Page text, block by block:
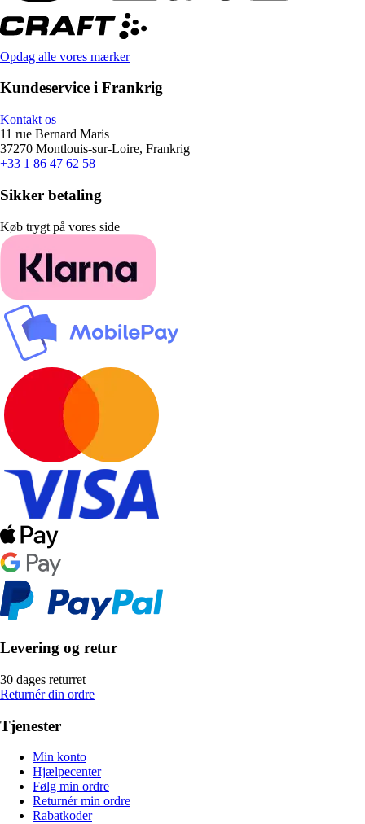
Opdag alle vores mærker
Kundeservice i Frankrig
Kontakt os
11 rue Bernard Maris
37270 Montlouis-sur-Loire, Frankrig
+33 1 86 47 62 58
Sikker betaling
Køb trygt på vores side
Levering og retur
30 dages returret
Returnér din ordre
Tjenester
Min konto
Hjælpecenter
Følg min ordre
Returnér min ordre
Rabatkoder